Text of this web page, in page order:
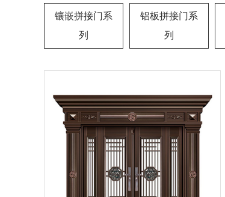
镶嵌拼接门系
列
铝板拼接门系
列